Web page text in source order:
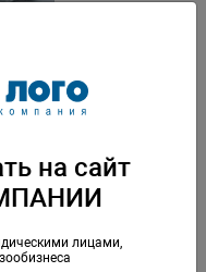
на сайт
лицами,